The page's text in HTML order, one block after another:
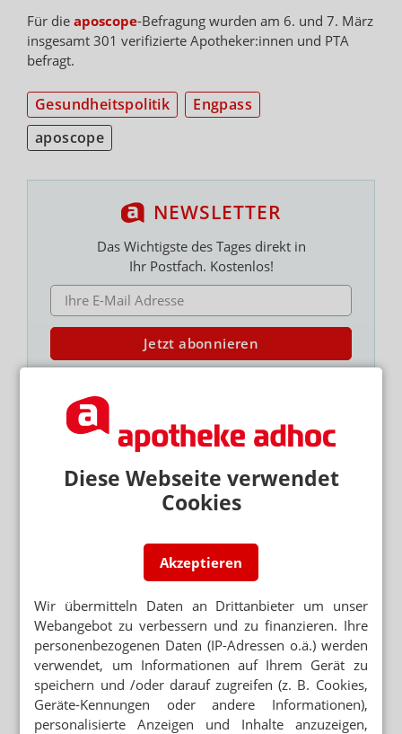
Diese Webseite verwendet
Cookies
Akzeptieren
Wir übermitteln Daten an Drittanbieter um unser
Webangebot zu verbessern und zu finanzieren. Ihre
personenbezogenen Daten (IP-Adressen o.ä.) werden
verwendet, um Informationen auf Ihrem Gerät zu
speichern und /oder darauf zugreifen (z. B. Cookies,
Geräte-Kennungen oder andere Informationen),
personalisierte Anzeigen und Inhalte anzuzeigen,
Für die aposcope-Befragung wurden am 6. und 7. März
insgesamt 301 verifizierte Apotheker:innen und PTA
befragt.
Gesundheitspolitik
Engpass
aposcope
NEWSLETTER
Das Wichtigste des Tages direkt in
Ihr Postfach. Kostenlos!
E-MAIL ADRESSE
Jetzt abonnieren
Hinweis zum Newsletter & Datenschutz
Lesen Sie auch
KINOPLAKAT IM SCHAUFENSTER
für „totales Chaos“
OFFENER BRIEF AN KARL LAUTERBACH
49 MILLIONEN EURO FÜR KINDERÄRZTE
LIEFERSITUATION ANGEBLICH ENTSPANNT
Festbeträge werden wieder scharf gestellt –
Preis-Jojo in Apotheken
WAS FEHLT, WIE REAGIERT WIRD
Engpass-Umfrage: So sieht es wirklich in